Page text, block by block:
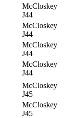
McCloskey
J44
McCloskey
J44
McCloskey
J44
McCloskey
J44
McCloskey
J45
McCloskey
J45